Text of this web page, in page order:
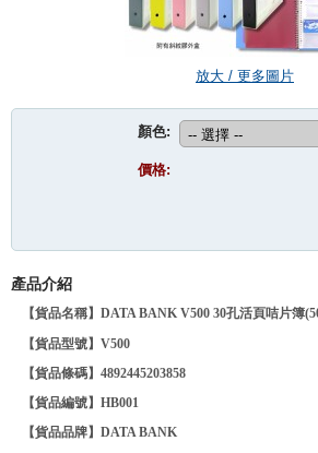
放大 / 更多圖片
顏色:
價格:
產品介紹
【貨品名稱】DATA BANK V500 30孔活頁咭片簿
【貨品型號】V500
【貨品條碼】4892445203858
【貨品編號】HB001
【貨品品牌】 DATA BANK